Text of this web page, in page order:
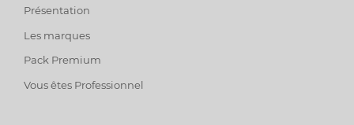
Présentation
Les marques
Pack Premium
Vous êtes Professionnel